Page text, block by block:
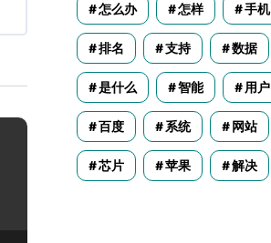
怎么办 怎样 手机
排名 支持 数据
是什么 智能 用户
百度 系统 网站
芯片 苹果 解决